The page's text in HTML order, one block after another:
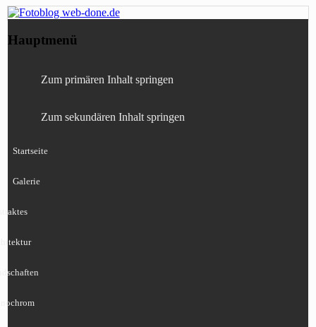
Fotoblog web-done.de
Canon, Nikon, Sony
Hauptmenü
Zum primären Inhalt springen
Zum sekundären Inhalt springen
Startseite
Galerie